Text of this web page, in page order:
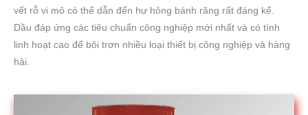
vết rỗ vi mô có thể dẫn đến hư hỏng bánh răng rất đáng kể.
Dầu đáp ứng các tiêu chuẩn công nghiệp mới nhất và có tính
linh hoạt cao để bôi trơn nhiều loại thiết bị công nghiệp và hàng
hải.